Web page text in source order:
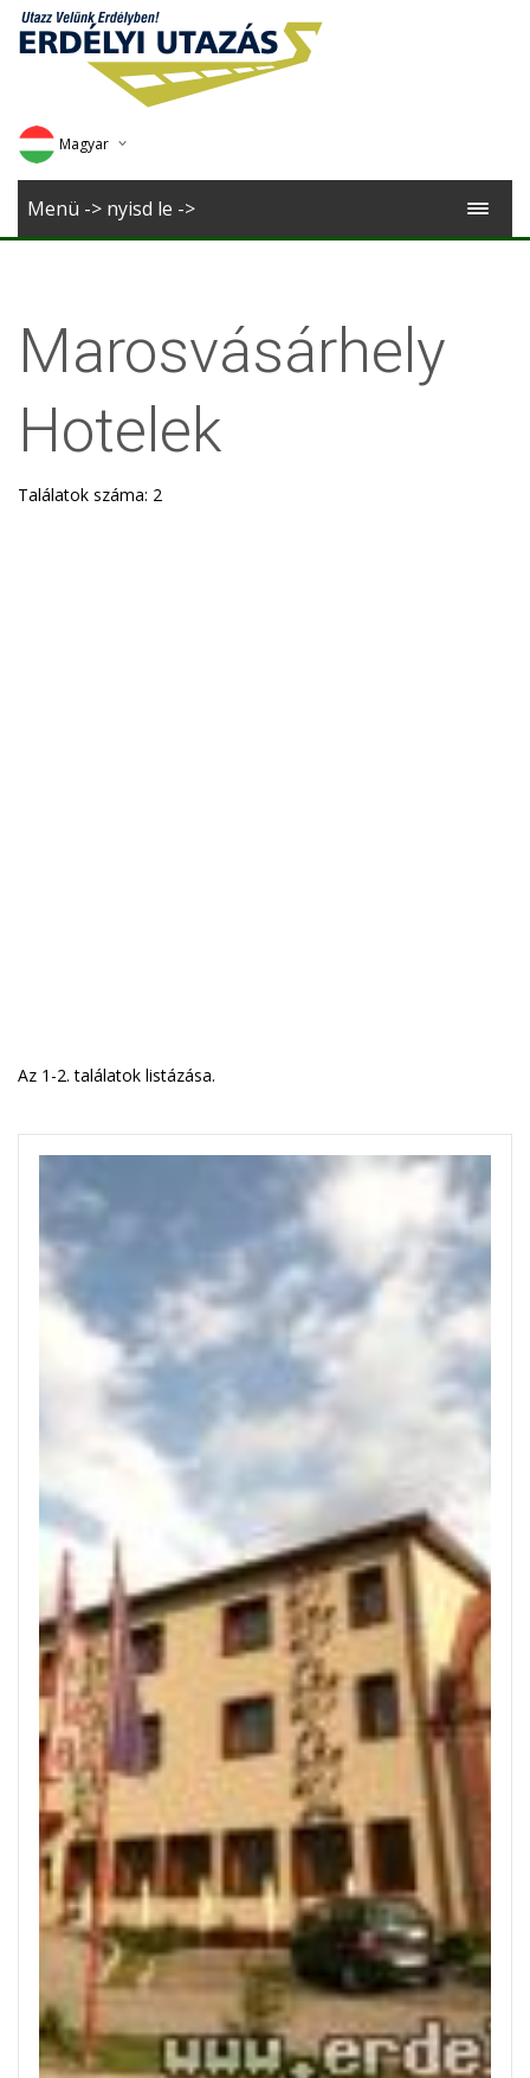
Magyar
Deutsch
Menü -> nyisd le ->
Marosvásárhely
Hotelek
Találatok száma: 2
Az 1-2. találatok listázása.